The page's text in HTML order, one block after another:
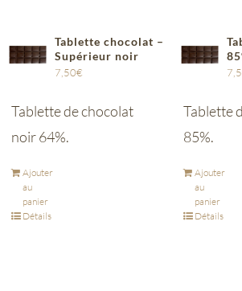
Tablette chocolat –
Supérieur noir
7,50€
Tablette de chocolat
noir 64%.
Ajouter
au
panier
Détails
Tablette
85%.
Ajouter
au
panier
Détails